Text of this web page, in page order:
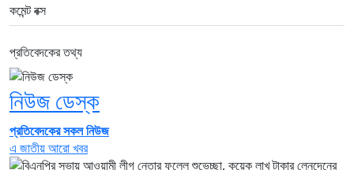
কমেন্ট বক্স
প্রতিবেদকের তথ্য
নিউজ ডেস্ক
প্রতিবেদকের সকল নিউজ
এ জাতীয় আরো খবর